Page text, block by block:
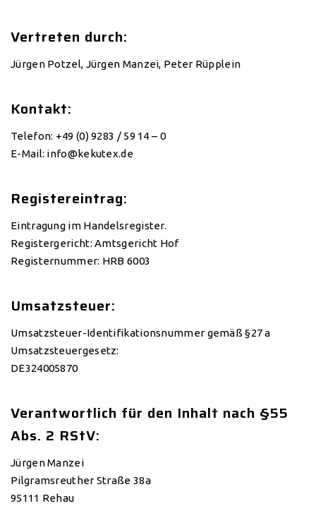
Vertreten durch:
Jürgen Potzel, Jürgen Manzei, Peter Rüpplein
Kontakt:
Telefon: +49 (0) 9283 / 59 14 – 0
E-Mail: info@kekutex.de
Registereintrag:
Eintragung im Handelsregister.
Registergericht: Amtsgericht Hof
Registernummer: HRB 6003
Umsatzsteuer:
Umsatzsteuer-Identifikationsnummer gemäß §27 a
Umsatzsteuergesetz:
DE324005870
Verantwortlich für den Inhalt nach §55
Abs. 2 RStV:
Jürgen Manzei
Pilgramsreuther Straße 38a
95111 Rehau